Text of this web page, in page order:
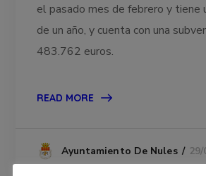
el pasado mes de febrero y tiene
de un año, y cuenta con una
483.762 euros.
READ MORE
Ayuntamiento De Nules